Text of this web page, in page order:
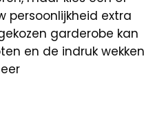
persoonlijkheid extra
garderobe kan
en de indruk wekken